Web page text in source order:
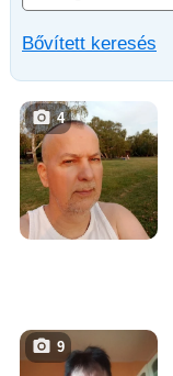
Bővített keresés
4
9